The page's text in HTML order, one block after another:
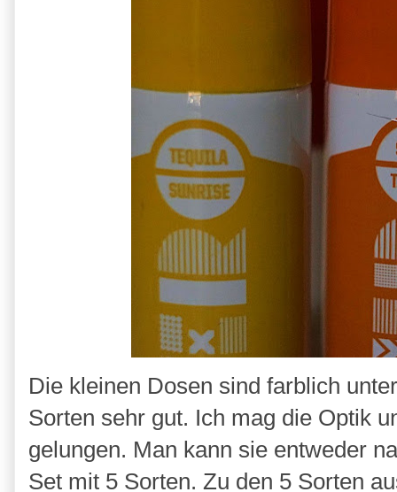
Die kleinen Dosen sind farblich
Sorten sehr gut. Ich mag die Optik
gelungen. Man kann sie entweder
Set mit 5 Sorten. Zu den 5 Sorten